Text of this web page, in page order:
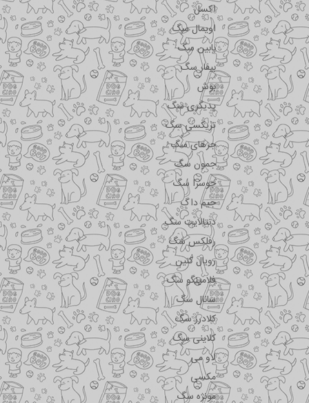
اکسل
اویمال سگ
بابین سگ
بیفار سگ
بوش
پدیگری سگ
تریکسی سگ
جرهای سگ
جمون سگ
جوسرا سگ
جیم داگ
دنتالایت سگ
رفلکس سگ
رویال کنین
فلامینگو سگ
سانال سگ
کلادرز سگ
کلاینی سگ
لاو می
مکسی
مونژه سگ